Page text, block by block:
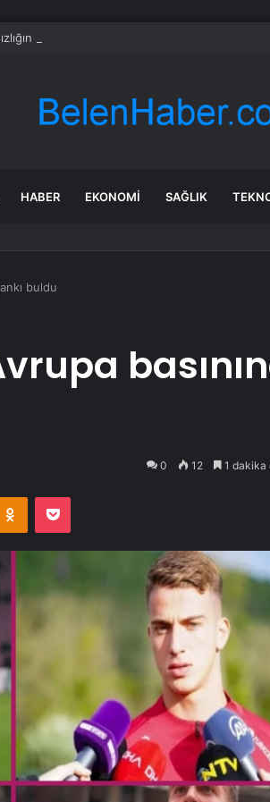
böylesi… 90 yaşındaki annesini icra yoluyla
HABER EKONOMI SAĞLIK
buldu
0 12 1 dakika
Odnoklassniki
Pocket